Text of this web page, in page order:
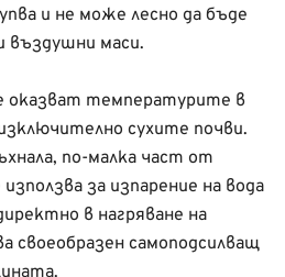
и не може лесно да бъде
въздушни маси.
оказват температурите в
сухите почви.
по-малка част от
за изпарение на вода
в нагряване на
своеобразен самоподсилващ